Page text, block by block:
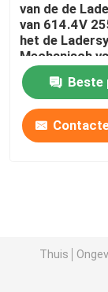
van de de
van 614.4V
het de
Mechanisch
Lithiumbatterij
BatterijpakBeste
Thuis